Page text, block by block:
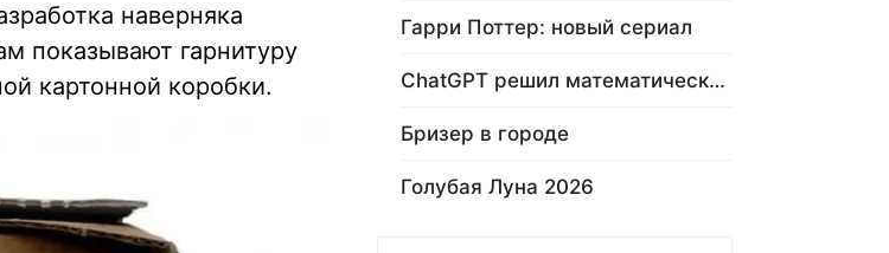
наверняка
показывают гарнитуру
картонной коробки.
Гарри Поттер: новый сериал
ChatGPT решил математическую задачу
Бризер в городе
Голубая Луна 2026